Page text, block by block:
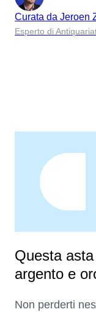
Curata da Jeroen
Esperto di
Questa
argento e
Non perderti